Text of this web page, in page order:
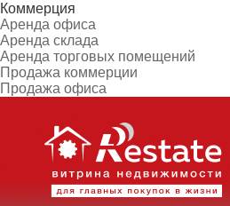
Коммерция
Аренда офиса
Аренда склада
Аренда торговых помещений
Продажа коммерции
Продажа офиса